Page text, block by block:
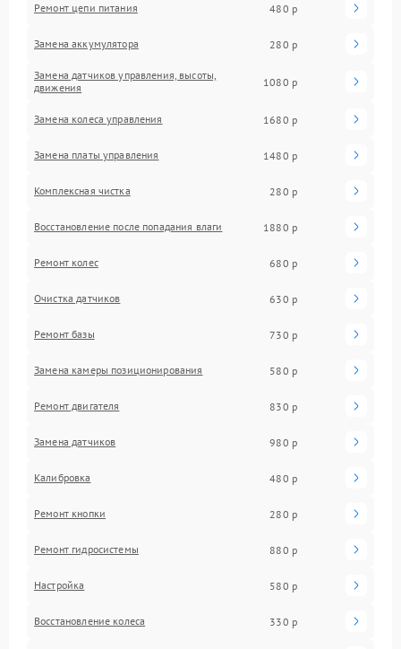
Ремонт цепи питания 480 р
Замена аккумулятора 280 р
Замена датчиков управления, высоты,
движения
1080 р
Замена колеса управления 1680 р
Замена платы управления 1480 р
Комплексная чистка 280 р
Восстановление после попадания влаги 1880 р
Ремонт колес 680 р
Очистка датчиков 630 р
Ремонт базы 730 р
Замена камеры позиционирования 580 р
Ремонт двигателя 830 р
Замена датчиков 980 р
Калибровка 480 р
Ремонт кнопки 280 р
Ремонт гидросистемы 880 р
Настройка 580 р
Восстановление колеса 330 р